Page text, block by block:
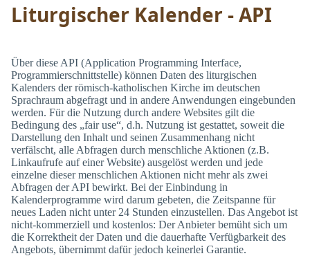
Liturgischer Kalender - API
Über diese API (Application Programming Interface,
Programmierschnittstelle) können Daten des liturgischen
Kalenders der römisch-katholischen Kirche im deutschen
Sprachraum abgefragt und in andere Anwendungen eingebunden
werden. Für die Nutzung durch andere Websites gilt die
Bedingung des „fair use“, d.h. Nutzung ist gestattet, soweit die
Darstellung den Inhalt und seinen Zusammenhang nicht
verfälscht, alle Abfragen durch menschliche Aktionen (z.B.
Linkaufrufe auf einer Website) ausgelöst werden und jede
einzelne dieser menschlichen Aktionen nicht mehr als zwei
Abfragen der API bewirkt. Bei der Einbindung in
Kalenderprogramme wird darum gebeten, die Zeitspanne für
neues Laden nicht unter 24 Stunden einzustellen. Das Angebot ist
nicht-kommerziell und kostenlos: Der Anbieter bemüht sich um
die Korrektheit der Daten und die dauerhafte Verfügbarkeit des
Angebots, übernimmt dafür jedoch keinerlei Garantie.